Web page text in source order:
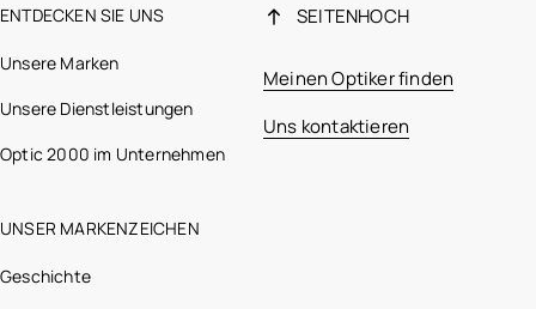
ENTDECKEN SIE UNS
Unsere Marken
Unsere Dienstleistungen
Optic 2000 im Unternehmen
UNSER MARKENZEICHEN
Geschichte
SEITENHOCH
Meinen Optiker finden
Uns kontaktieren